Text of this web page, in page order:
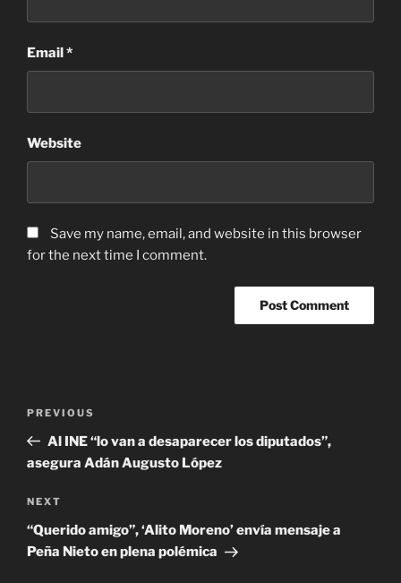
Email*
Website
Save my name, email, and website in this browser
for the next time I comment.
Previous
Post
PREVIOUS
Al INE “lo van a desaparecer los diputados”,
asegura Adán Augusto López
Next
Post
NEXT
“Querido amigo”, ‘Alito Moreno’ envía mensaje a
Peña Nieto en plena polémica